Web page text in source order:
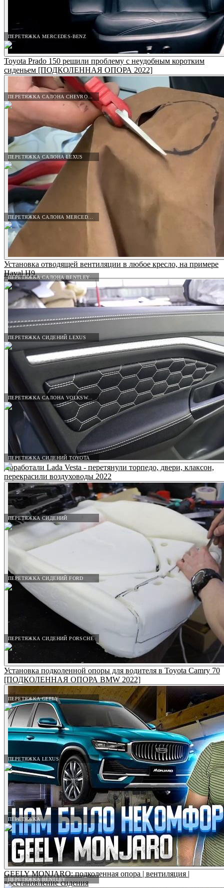
ПЕРЕТЯЖКА MERCEDES-BENZ
ПЕРЕТЯЖКА САЛОНА CHEVROLET
ПЕРЕТЯЖКА САЛОНА LEXUS
ПЕРЕТЯЖКА САЛОНА BENTLEY
ПЕРЕТЯЖКА СИДЕНИЙ LEXUS
ПЕРЕТЯЖКА САЛОНА VOLKSWAGEN
ПЕРЕТЯЖКА СИДЕНИЙ TOYOTA
ПЕРЕТЯЖКА СИДЕНИЙ
ПЕРЕТЯЖКА СИДЕНИЙ FORD
ПЕРЕТЯЖКА СИДЕНИЙ PORSCHE
ПЕРЕТЯЖКА GEELY
ПЕРЕТЯЖКА LEXUS
ПЕРЕТЯЖКА
ПЕРЕТЯЖКА BENTLEY
Toyota Prado 150 решили проблему с неудобным коротким
сиденьем [ПОДКОЛЕННАЯ ОПОРА 2022]
Установка отводящей вентиляции в любое кресло, на примере
Haval H9.
Доработали Lada Vesta - перетянули торпедо, двери, клаксон,
перекрасили воздуховоды 2022
Установка подколенной опоры для водителя в Toyota Camry 70
[ПОДКОЛЕННАЯ ОПОРА BMW 2022]
GEELY MONJARO: подколенная опора | вентиляция |
восстановление сидения